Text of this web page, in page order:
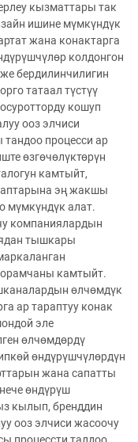
кызматтары так
ишине мүмкүндүк
жана конактарга
колдонгон
бердилинчилигин
татаал түстүү
кошуп
ооз элчиси
процесси ар
өзгөчөлүктөрүн
камтыйт,
эң жакшы
мүмкүндүк алат.
компаниялардын
тышкары
камтыйт.
өлчөмдүк
ар тараптуу конак
эле
өлчөмдөрдү
өндүрүшчүлөрдүн
жана сапатты
өндүрүш
кылып, бренддин
ооз элчиси жасоочу